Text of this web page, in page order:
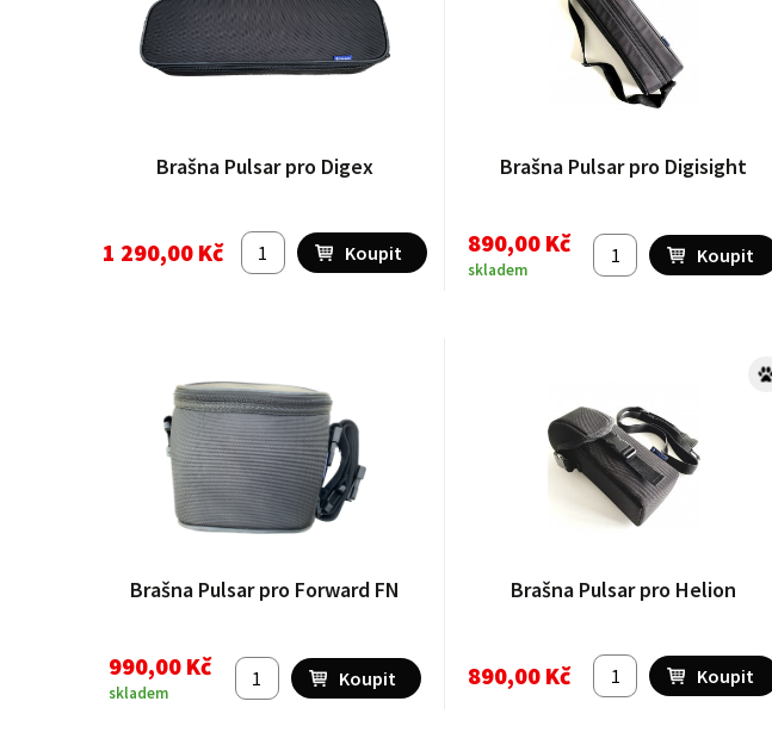
Brašna Pulsar pro Digex
1 290,00 Kč
Brašna Pulsar pro Digisight
890,00 Kč
skladem
Brašna Pulsar pro Forward FN
990,00 Kč
skladem
Brašna Pulsar pro Helion
890,00 Kč